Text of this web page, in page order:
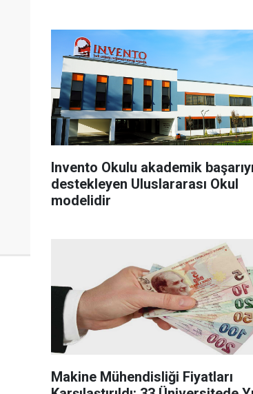
Invento Okulu akademik başarıyı
destekleyen Uluslararası Okul
modelidir
Makine Mühendisliği Fiyatları